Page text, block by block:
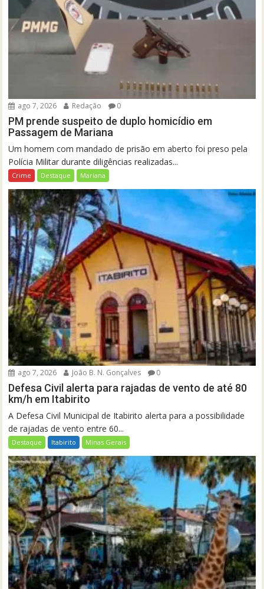
ago 7, 2026 Redação 0
PM prende suspeito de duplo homicídio em
Passagem de Mariana
Um homem com mandado de prisão em aberto foi preso pela
Polícia Militar durante diligências realizadas...
Crime Destaque Mariana
ago 7, 2026 João B. N. Gonçalves 0
Defesa Civil alerta para rajadas de vento de até 80
km/h em Itabirito
A Defesa Civil Municipal de Itabirito alerta para a possibilidade
de rajadas de vento entre 60...
Destaque Itabirito Minas Gerais